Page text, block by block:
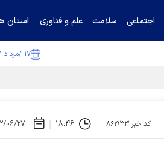
اجتماعی سلامت علم و فناوری استان
۱۷ /مرداد /۱۴۰۵
کد خبر:۸۶۱۹۳۳ ۱۸:۴۶ ۱۴۰۲/